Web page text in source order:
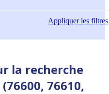
Appliquerles filtres
la recherche
76610,